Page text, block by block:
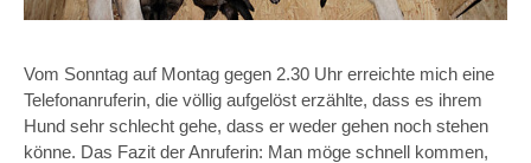
Vom Sonntag auf Montag gegen 2.30 Uhr erreichte mich eine
Telefonanruferin, die völlig aufgelöst erzählte, dass es ihrem
Hund sehr schlecht gehe, dass er weder gehen noch stehen
könne. Das Fazit der Anruferin: Man möge schnell kommen,